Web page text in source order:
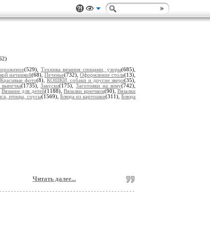
(529), Техника вязания спицами, узоры(685),
начинкой(68), Печенье(732), Оформление стола(13),
Красивые фото(8), КОШКИ, собаки и другие звери(35),
выпечка(1735),Закуски(175), Заготовки на зиму(742),
Вязание для детей(1188),Вязалки крючком(90),Вязалки
птицы, соусы(1569),Блюда из картошки(311),Блюда
Читать далее...